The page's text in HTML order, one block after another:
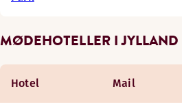
MØDEHOTELLER I
Hotel Mail